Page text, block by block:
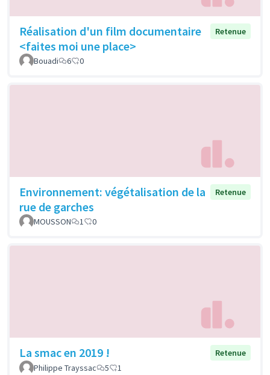
Réalisation d'un film documentaire
<faites moi une place>
Retenue
Bouadi 6 0
Environnement: végétalisation de la
rue de garches
Retenue
MOUSSON 1 0
La smac en 2019 !
Retenue
Philippe Trayssac
5 1